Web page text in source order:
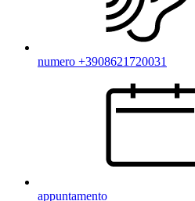
numero +3908621720031
appuntamento